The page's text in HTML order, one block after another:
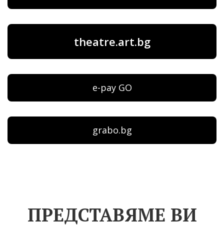
theatre.art.bg
e-pay GO
grabo.bg
ПРЕДСТАВЯМЕ ВИ